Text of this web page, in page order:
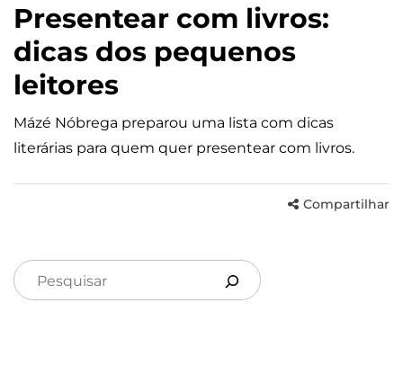
Presentear com livros:
dicas dos pequenos
leitores
Mázé Nóbrega preparou uma lista com dicas
literárias para quem quer presentear com livros.
Compartilhar